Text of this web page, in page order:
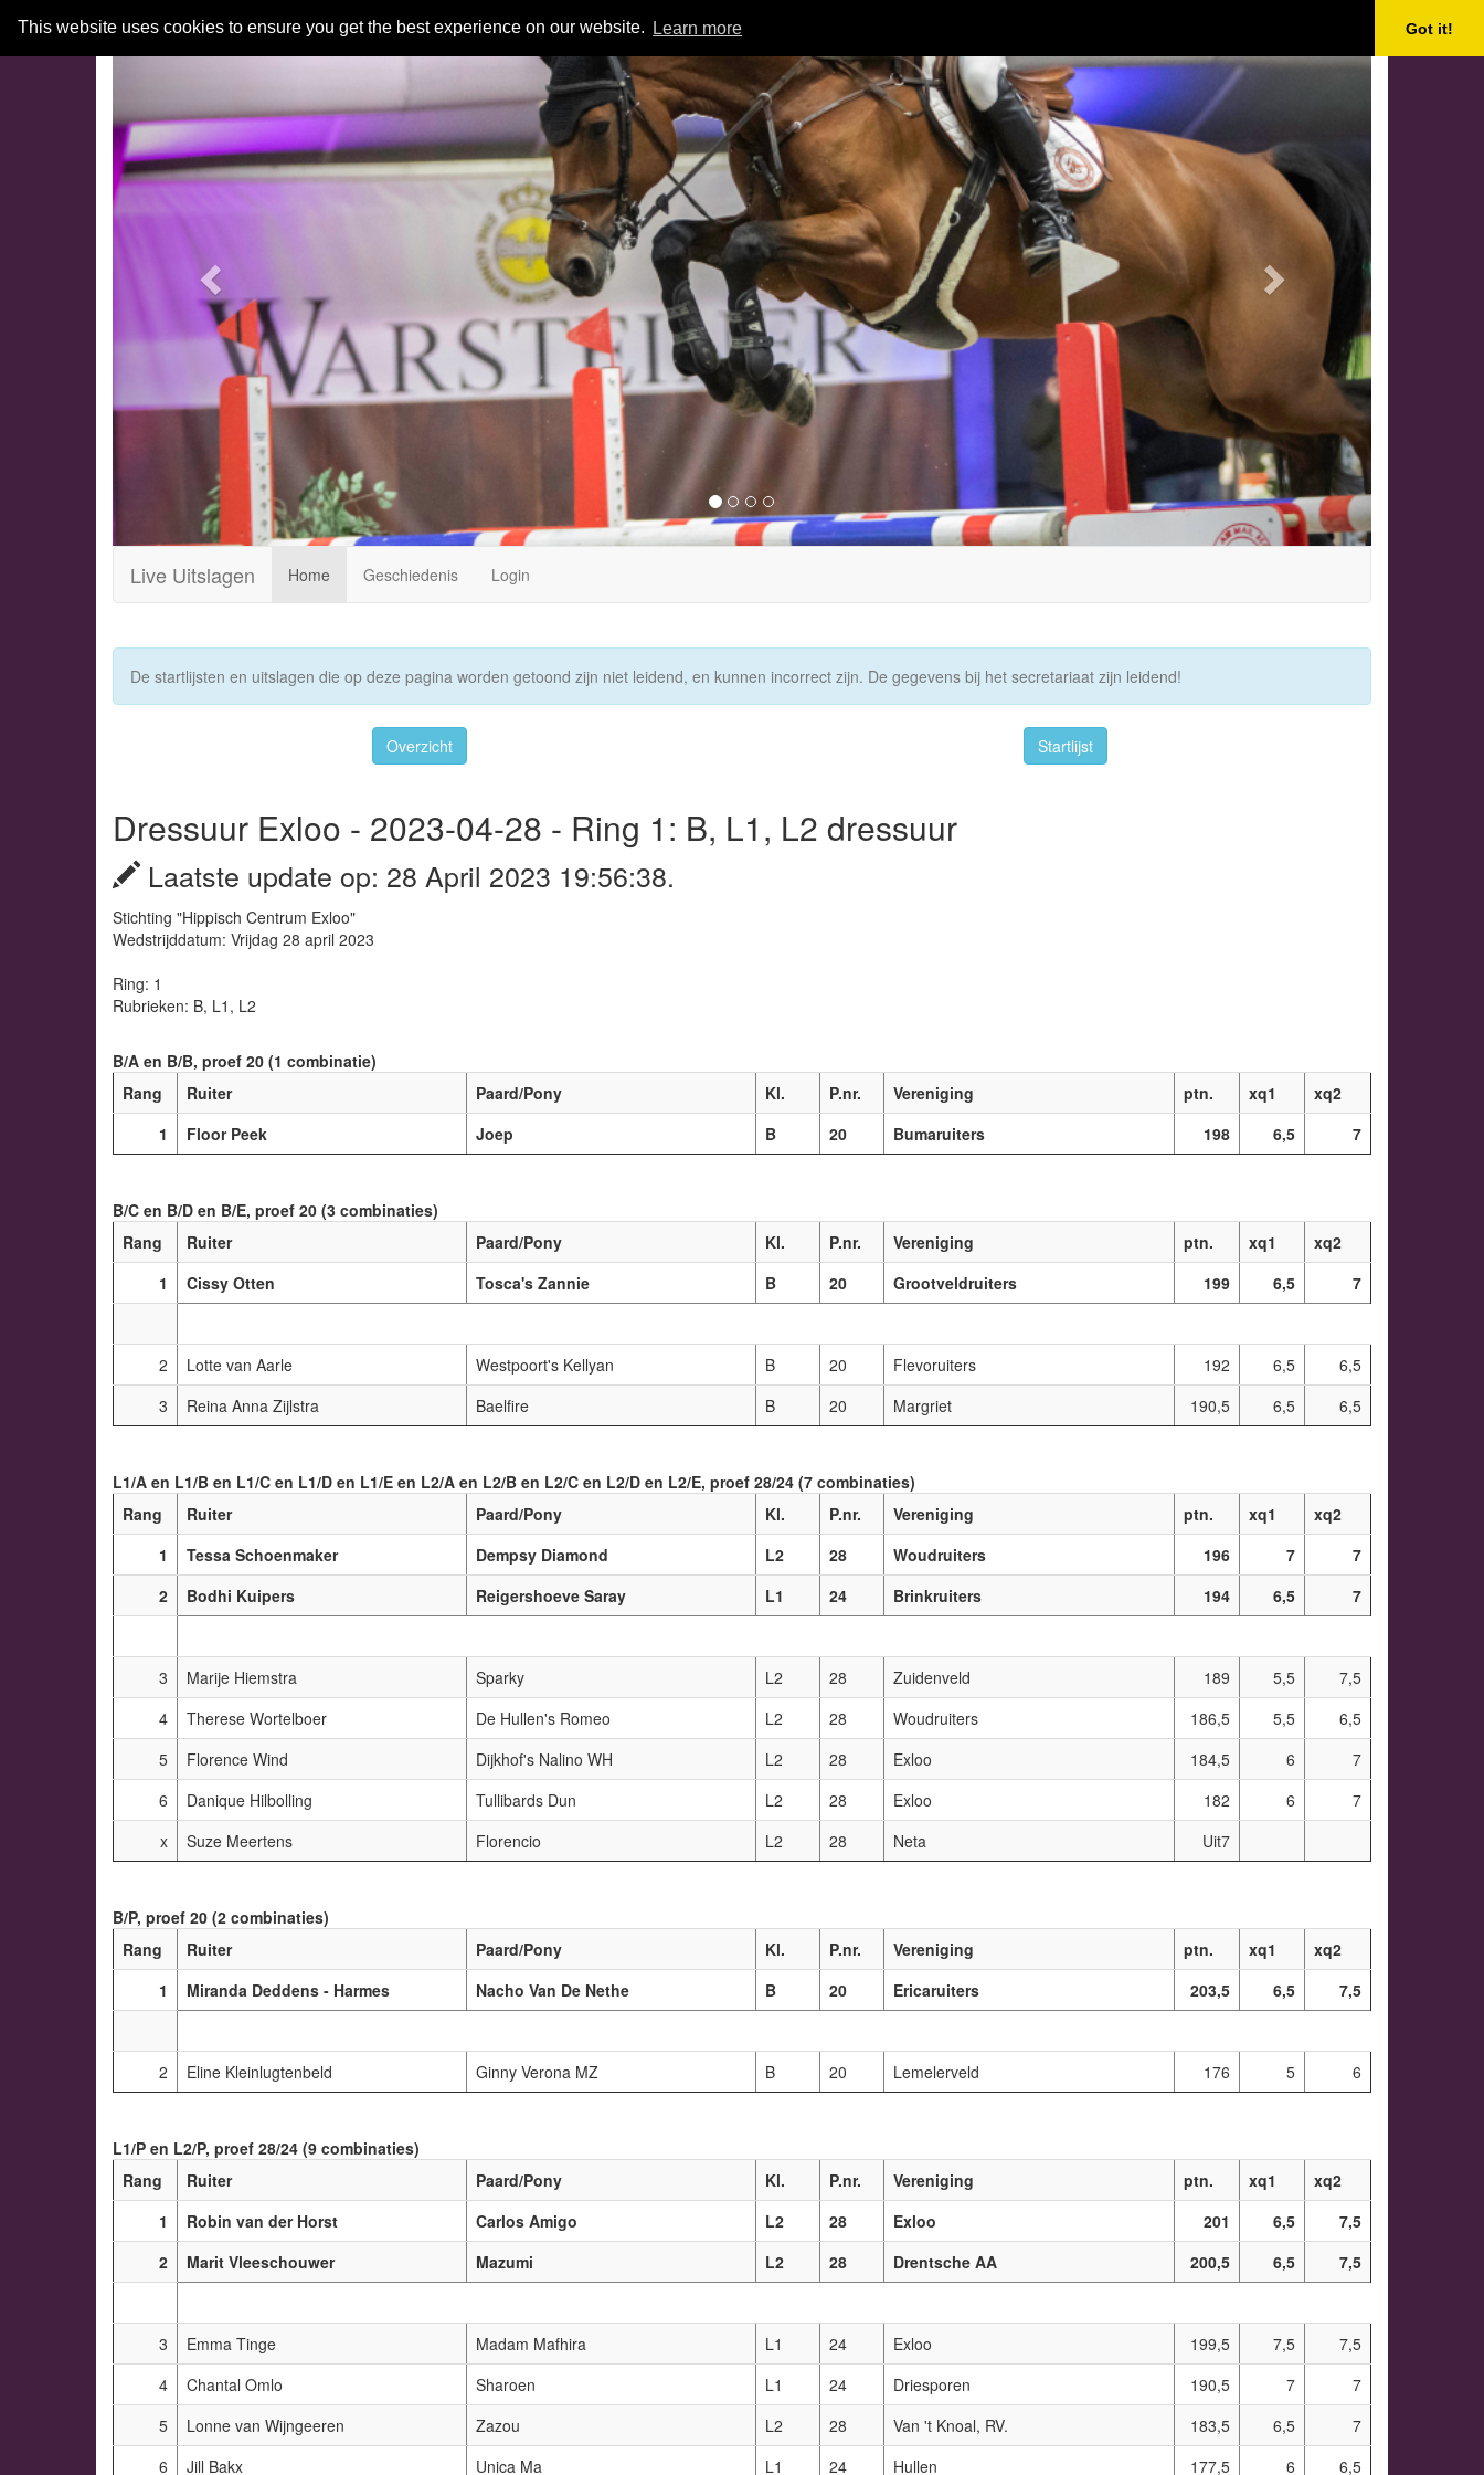
This website uses cookies to ensure you get the best experience on our website. Learn more Got it!
Previous
Live Uitslagen Home Geschiedenis Login
De startlijsten en uitslagen die op deze pagina worden getoond zijn niet leidend, en kunnen incorrect zijn. De gegevens bij het secretariaat zijn leidend!
Overzicht Startlijst
Dressuur Exloo - 2023-04-28 - Ring 1: B, L1, L2 dressuur
Laatste update op: 28 April 2023 19:56:38.
Stichting "Hippisch Centrum Exloo"
Wedstrijddatum: Vrijdag 28 april 2023
Ring: 1
Rubrieken: B, L1, L2
B/A en B/B, proef 20 (1 combinatie)
Rang
Ruiter Paard/Pony Kl. P.nr. Vereniging ptn. xq1
xq2
1
Floor Peek Joep B 20 Bumaruiters 198 6,5 7
B/C en B/D en B/E, proef 20 (3 combinaties)
Rang
Ruiter Paard/Pony Kl. P.nr. Vereniging ptn. xq1
xq2
1
Cissy Otten Tosca's Zannie B 20 Grootveldruiters 199 6,5 7
2 Lotte van Aarle Westpoort's Kellyan B 20 Flevoruiters 192 6,5
6,5
3
Reina Anna Zijlstra Baelfire B 20 Margriet 190,5 6,5 6,5
L1/A en L1/B en L1/C en L1/D en L1/E en L2/A en L2/B en L2/C en L2/D en L2/E, proef 28/24 (7 combinaties)
Rang
Ruiter Paard/Pony Kl. P.nr. Vereniging ptn. xq1
xq2
1
Tessa Schoenmaker Dempsy Diamond L2 28 Woudruiters 196 7
7
2
Bodhi Kuipers Reigershoeve Saray L1 24 Brinkruiters 194 6,5 7
3 Marije Hiemstra Sparky L2 28 Zuidenveld 189 5,5
7,5
4
Therese Wortelboer De Hullen's Romeo L2 28 Woudruiters 186,5 5,5
6,5
5
Florence Wind Dijkhof's Nalino WH L2 28 Exloo 184,5 6
7
6
Danique Hilbolling Tullibards Dun L2 28 Exloo 182 6
7
x
Suze Meertens Florencio L2 28 Neta Uit7
B/P, proef 20 (2 combinaties)
Rang
Ruiter Paard/Pony Kl. P.nr. Vereniging ptn. xq1
xq2
1
Miranda Deddens - Harmes Nacho Van De Nethe B 20 Ericaruiters 203,5 6,5 7,5
2 Eline Kleinlugtenbeld Ginny Verona MZ B 20 Lemelerveld 176 5 6
L1/P en L2/P, proef 28/24 (9 combinaties)
Rang
Ruiter Paard/Pony Kl. P.nr. Vereniging ptn. xq1
xq2
1
Robin van der Horst Carlos Amigo L2 28 Exloo 201 6,5
7,5
2
Marit Vleeschouwer Mazumi L2 28 Drentsche AA 200,5 6,5 7,5
3 Emma Tinge Madam Mafhira L1 24 Exloo 199,5 7,5
7,5
4
Chantal Omlo Sharoen L1 24 Driesporen 190,5 7
7
5
Lonne van Wijngeeren Zazou L2 28 Van 't Knoal, RV. 183,5 6,5
7
6
Jill Bakx Unica Ma L1 24 Hullen 177,5 6 6,5